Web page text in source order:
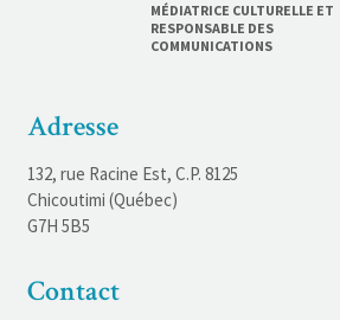
MÉDIATRICE CULTURELLE ET
RESPONSABLE DES
COMMUNICATIONS
Adresse
132, rue Racine Est, C.P. 8125
Chicoutimi (Québec)
G7H 5B5
Contact